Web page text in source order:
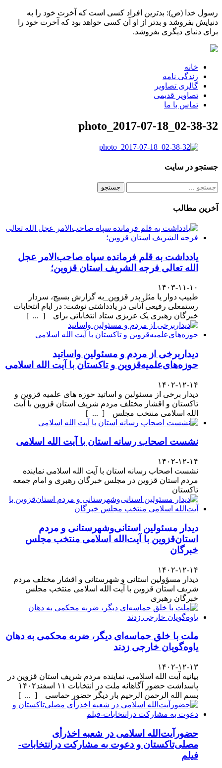
رسول خدا (ص): بدترین افراد کسی است که آخرت خود را به
دنیایش بفروشد و بدتر از او آن کسی خواهد بود که آخرت خود را
برای دنیای دیگری بفروشد.
خانه
زندگی نامه
گالری تصاویر
تصاویر قدیمی
تماس با ما
photo_2017-07-18_02-38-32
جستجو در سایت
جستجو
آخرین مطالب
یادداشت به قلم فرمانده سپاه صاحب‌الامر عجل
الله تعالی فرجه الشریف استان قزوین؛
۱۴۰۳-۱۱-۱۰
طبیب دوار یا مثل پدر قزوین_به گزارش بسیج، سردار
رستمعلی رفیعی آتانی در یادداشتی نوشت: در ایام انتخابات
خبرگان رهبری یک عزیزی ستاد انتخاباتی برای [ ... ]
دیداربرخی از مردم و مسئولین واساتید
حوزه‌های‌علمیه‌قزوین و تاکستان با آیت الله اسلامی
۱۴۰۲-۱۲-۱۴
دیدار برخی از مسئولین و اساتید حوزه های علمیه قزوین و
تاکستان و اقشار مختلف مردم شریف استان قزوین با آیت
الله اسلامی منتخب مجلس [ ... ]
نشست اصحاب رسانه استان با آیت الله اسلامی
۱۴۰۲-۱۲-۱۴
نشست اصحاب رسانه استان با آیت الله اسلامی نماینده
مردم استان قزوین در مجلس خبرگان رهبری و امام جمعه
تاکستان
دیدار مسئولین استانی‌وشهرستانی و مردم‌
استان‌قزوین با آیت‌الله‌ اسلامی منتخب مجلس‌
خبرگان
۱۴۰۲-۱۲-۱۴
دیدار مسؤولین استانی و شهرستانی و اقشار مختلف مردم
شریف استان قزوین با آیت الله اسلامی منتخب مجلس
خبرگان رهبری
ملت با خلق حماسه‌ای دیگر، ضربه محکمی به دهان
یاوه‌گویان خارجی زدند
۱۴۰۲-۱۲-۱۳
بیانیه آیت الله اسلامی، نماینده مردم شریف استان قزوین در
پاسداشت حضور آگاهانه ملت در انتخابات ۱۱ اسفند۱۴۰۲
بسم الله الرحمن الرحیم بار دیگر حضور حماسی [ ... ]
حضورآیت‌الله اسلامی در شعبه اخذرأی
مصلی‌تاکستان و دعوت به مشارکت درانتخابات-
فیلم